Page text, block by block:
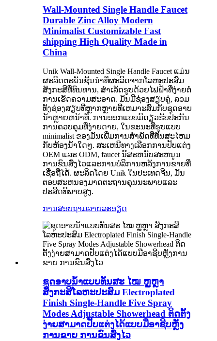
Wall-Mounted Single Handle Faucet
Durable Zinc Alloy Modern
Minimalist Customizable Fast
shipping High Quality Made in
China
Unik Wall-Mounted Single Handle Faucet ແມ່ນ
ຜະລິດຕະພັນຊັ້ນນໍາທີ່ຜະລິດຈາກໂລຫະປະສົມ
ສັງກະສີທີ່ທົນທານ, ສໍາເລັດຮູບດ້ວຍໄຟຟ້າທີ່ງ່າຍຕໍ່
ການເຮັດຄວາມສະອາດ. ມັນມີຊ່ອງສຽບຄູ່, ລວມ
ທັງຊ່ອງສຽບທີ່ຫຼາກຫຼາຍທີ່ເຫມາະສົມກັບຊຸດອາບ
ນ້ໍາຫຼາຍຫນ້າທີ່. ການອອກແບບມືດຽວຮັບປະກັນ
ການຄວບຄຸມທີ່ງ່າຍດາຍ, ໃນຂະນະທີ່ຮູບແບບ
minimalist ຂອງມັນເພີ່ມການສໍາພັດທີ່ທັນສະໄຫມ
ກັບຫ້ອງນ້ໍາໃດໆ. ສະເຫນີທາງເລືອກການປັບແຕ່ງ
OEM ແລະ ODM, faucet ນີ້ສະຫນັບສະຫນູນ
ການຂົນສົ່ງໄວແລະການບໍລິການຫລັງການຂາຍທີ່
ເຊື່ອຖືໄດ້. ຜະລິດໂດຍ Unik ໃນປະເທດຈີນ, ມັນ
ຕອບສະຫນອງມາດຕະຖານຄຸນນະພາບແລະ
ປະສິດທິພາບສູງ.
ການສອບຖາມລາຍລະອຽດ
ຊຸດອາບນໍ້າແບບທັນສະ ໄໝ ຫຼູຫຼາ
ສັງກະສີໂລຫະປະສົມ Electroplated
Finish Single-Handle Five Spray
Modes Adjustable Showerhead ຕິດຕັ້ງ
ງ່າຍສາມາດປັບແຕ່ງໄດ້ແບບມືອາຊີບຫຼັງ
ການຂາຍ ການຂົນສົ່ງໄວ